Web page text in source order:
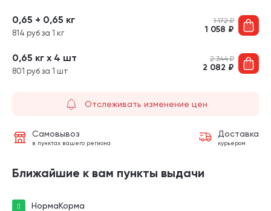
0,65 + 0,65 кг
814 руб за 1 кг
1 172₽
1 058 ₽
0,65 кг х 4 шт
801 руб за 1 шт
2 344₽
2 082 ₽
Отслеживать изменение цен
Самовывоз
в пунктах вашего региона
Доставка
курьером
Ближайшие к вам пункты выдачи
НормаКорма